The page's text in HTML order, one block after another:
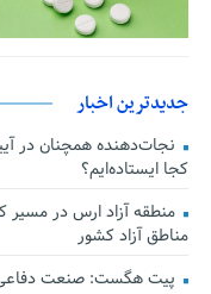
جدیدترین اخبار
کجا ایستاده‌ایم؟
منطقه آزاد ارس در
مناطق آزاد کشور
پیت هگست: صنعت دفاعی